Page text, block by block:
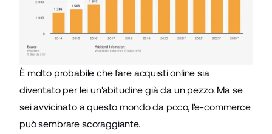
È molto probabile che fare acquisti online sia
diventato per lei un'abitudine già da un pezzo. Ma se
sei avvicinato a questo mondo da poco, l'e-commerce
può sembrare scoraggiante.